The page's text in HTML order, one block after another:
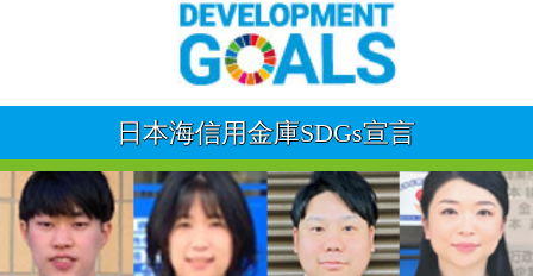
日本海信用金庫SDGs宣言